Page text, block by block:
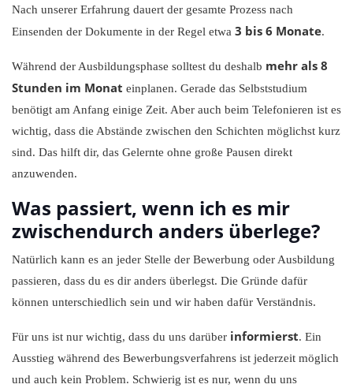
Nach unserer Erfahrung dauert der gesamte Prozess nach
Einsenden der Dokumente in der Regel etwa 3 bis 6 Monate.
Während der Ausbildungsphase solltest du deshalb mehr als 8
Stunden im Monat einplanen. Gerade das Selbststudium
benötigt am Anfang einige Zeit. Aber auch beim Telefonieren ist es
wichtig, dass die Abstände zwischen den Schichten möglichst kurz
sind. Das hilft dir, das Gelernte ohne große Pausen direkt
anzuwenden.
Was passiert, wenn ich es mir
zwischendurch anders überlege?
Natürlich kann es an jeder Stelle der Bewerbung oder Ausbildung
passieren, dass du es dir anders überlegst. Die Gründe dafür
können unterschiedlich sein und wir haben dafür Verständnis.
Für uns ist nur wichtig, dass du uns darüber informierst. Ein
Ausstieg während des Bewerbungsverfahrens ist jederzeit möglich
und auch kein Problem. Schwierig ist es nur, wenn du uns